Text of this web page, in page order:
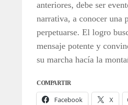
anteriores, debe ser
narrativa, a conocer una
perpetuarse. El logro
mensaje potente y
su marcha hacía la
COMPARTIR
Facebook X